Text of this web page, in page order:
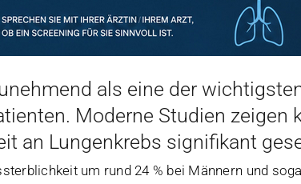
als eine der
Moderne Studien zeigen
an Lungenkrebs signifikant
um rund 24 % bei Männern und